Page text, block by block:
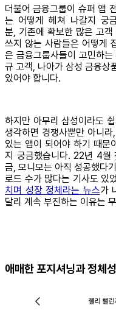
더불어 금융그룹이 슈퍼 앱
는 어떻게 헤쳐 나갈지 궁
분, 기존에 확보한 많은 고
쓰지 않는 사람들은 어떻게
은 금융그룹사들이 고민하
규 고객, 나아가 삼성 금융상
있어야 합니다.
하지만 아무리 삼성이라도
생각하면 경쟁사뿐만 아니
있는 앱이 되어야 하기 때문
지 궁금했습니다. 22년 4월
금, 모니모는 아직 성공했다
로드 수가 많다는 기사도 있
치며 성장 정체라는 뉴스가
달리 계속 부진하는 이유는
애매한 포지셔닝과 정체성